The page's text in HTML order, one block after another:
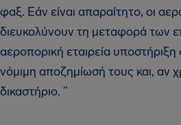
φαξ. Εάν είναι απαραίτητο, οι
διευκολύνουν τη μεταφορά των
αεροπορική εταιρεία
νόμιμη αποζημίωσή τους και, αν
δικαστήριο. ”